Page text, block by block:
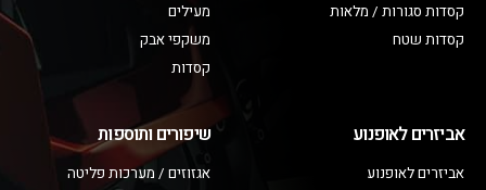
קסדות סגורות / מלאות
קסדות שטח
מעילים
משקפי אבק
קסדות
אביזרים לאופנוע
אביזרים לאופנוע
שיפורים ותוספות
אגזוזים / מערכות פליטה